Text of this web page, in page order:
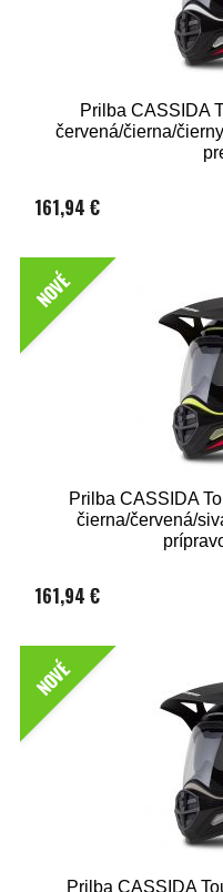
Prilba CASSIDA
červená/čierna/
161,94 €
NOVÉ
Prilba CASSIDA
čierna/červená/
161,94 €
NOVÉ
Prilba CASSIDA